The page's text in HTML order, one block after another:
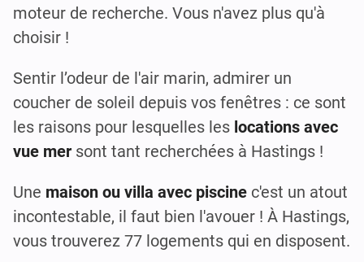
moteur de recherche. Vous n'avez plus qu'à
choisir !
Sentir l’odeur de l'air marin, admirer un
coucher de soleil depuis vos fenêtres : ce sont
les raisons pour lesquelles les locations avec
vue mer sont tant recherchées à Hastings !
Une maison ou villa avec piscine c'est un atout
incontestable, il faut bien l'avouer ! À Hastings,
vous trouverez 77 logements qui en disposent.